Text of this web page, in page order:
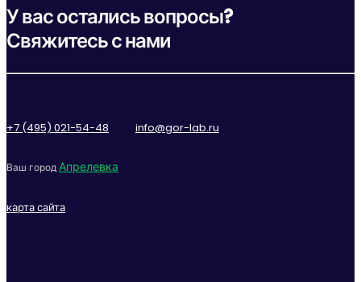
У вас остались вопросы?
Свяжитесь с нами
+7 (495) 021-54-48 info@gor-lab.ru
Ваш городАпрелевка
карта сайта